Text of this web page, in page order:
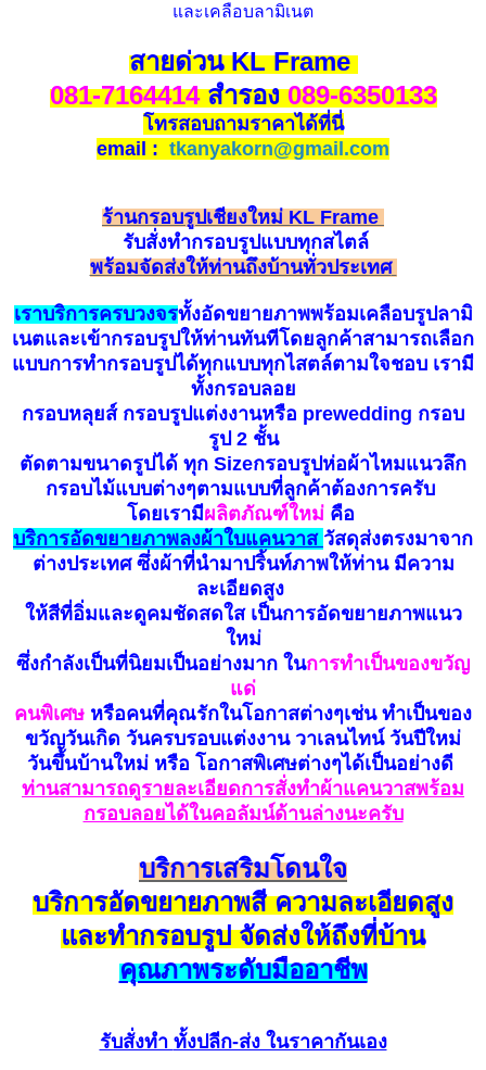
และเคลือบลามิเนต
สายด่วน KL Frame
081-7164414สำรอง089-6350133
โทรสอบถามราคาได้ที่นี่
email : tkanyakorn@gmail.com
ร้านกรอบรูปเชียงใหม่ KL Frame
รับสั่งทำกรอบรูปแบบทุกสไตล์
พร้อมจัดส่งให้ท่านถึงบ้านทั่วประเทศ
เราบริการครบวงจรทั้งอัดขยายภาพพร้อมเคลือบรูปลามิ
เนตและเข้ากรอบรูปให้ท่านทันทีโดยลูกค้าสามารถเลือก
แบบการทำกรอบรูปได้ทุกแบบทุกไสตล์ตามใจชอบ เรามี
ทั้งกรอบลอย
กรอบหลุยส์ กรอบรูปแต่งงานหรือ prewedding กรอบ
รูป 2 ชั้น
ตัดตามขนาดรูปได้ ทุก Sizeกรอบรูปห่อผ้าไหมแนวลึก
กรอบไม้แบบต่างๆตามแบบที่ลูกค้าต้องการครับ
โดยเรามีผลิตภัณฑ์ใหม่คือ
บริการอัดขยายภาพลงผ้าใบแคนวาส วัสดุส่งตรงมาจาก
ต่างประเทศ ซึ่งผ้าที่นำมาปริ้นท์ภาพให้ท่าน มีความ
ละเอียดสูง
ให้สีที่อิ่มและดูคมชัดสดใส เป็นการอัดขยายภาพแนว
ใหม่
ซึ่งกำลังเป็นที่นิยมเป็นอย่างมาก ในการทำเป็นของขวัญ
แด่
คนพิเศษ หรือคนที่คุณรักในโอกาสต่างๆเช่น ทำเป็นของ
ขวัญวันเกิด วันครบรอบแต่งงาน วาเลนไทน์ วันปีใหม่
วันขึ้นบ้านใหม่ หรือ โอกาสพิเศษต่างๆได้เป็นอย่างดี
ท่านสามารถดูรายละเอียดการสั่งทำผ้าแคนวาสพร้อม
กรอบลอยได้ในคอลัมน์ด้านล่างนะครับ
บริการเสริมโดนใจ
บริการอัดขยายภาพสี ความละเอียดสูง
และทำกรอบรูป จัดส่งให้ถึงที่บ้าน
คุณภาพระดับมืออาชีพ
รับสั่งทำ ทั้งปลีก-ส่ง ในราคากันเอง